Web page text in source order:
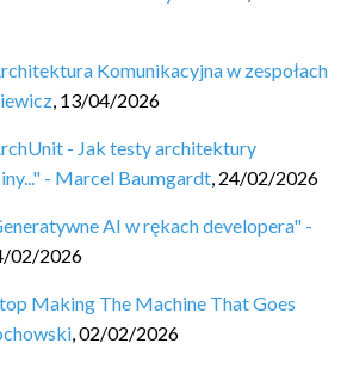
Komunikacyjna w zespołach
, 13/04/2026
- Jak testy architektury
- Marcel Baumgardt, 24/02/2026
AI w rękach developera" -
02/2026
Making The Machine That Goes
,02/02/2026